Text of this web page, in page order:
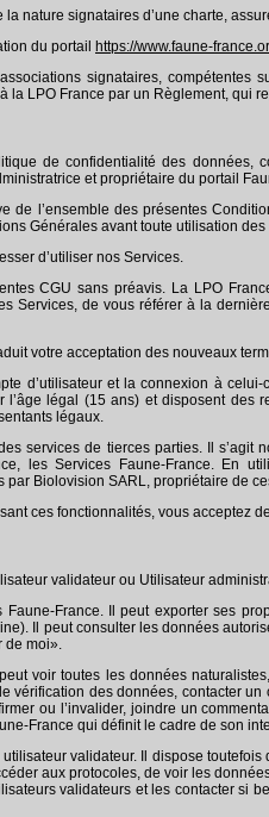
nature signataires d’une charte,
du portail https://www.faune-
signataires, compétentes
LPO France par un Règlement, qui
de confidentialité des données,
et propriétaire du portail
de l’ensemble des présentes
Générales avant toute utilisation
d’utiliser nos Services.
CGU sans préavis. La LPO
Services, de vous référer à la
votre acceptation des nouveaux
d’utilisateur et la connexion à
légal (15 ans) et disposent des
légaux.
services de tierces parties. Il s’agit
les Services Faune-France. En
par Biolovision SARL, propriétaire de
ces fonctionnalités, vous acceptez
validateur ou Utilisateur
France. Il peut exporter ses
Il peut consulter les données
de moi».
voir toutes les données
des données, contacter
ou l’invalider, joindre un
France qui définit le cadre de son
validateur. Il dispose
aux protocoles, de voir les
validateurs et les contacter si